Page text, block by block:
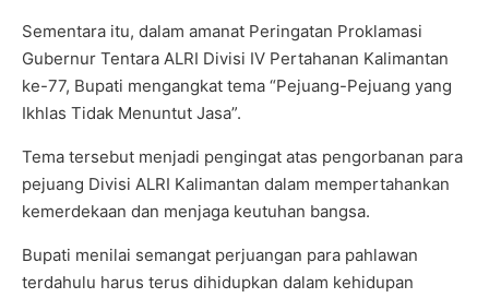
Sementara itu, dalam amanat Peringatan Proklamasi
Gubernur Tentara ALRI Divisi IV Pertahanan Kalimantan
ke-77, Bupati mengangkat tema “Pejuang-Pejuang yang
Ikhlas Tidak Menuntut Jasa”.
Tema tersebut menjadi pengingat atas pengorbanan para
pejuang Divisi ALRI Kalimantan dalam mempertahankan
kemerdekaan dan menjaga keutuhan bangsa.
Bupati menilai semangat perjuangan para pahlawan
terdahulu harus terus dihidupkan dalam kehidupan